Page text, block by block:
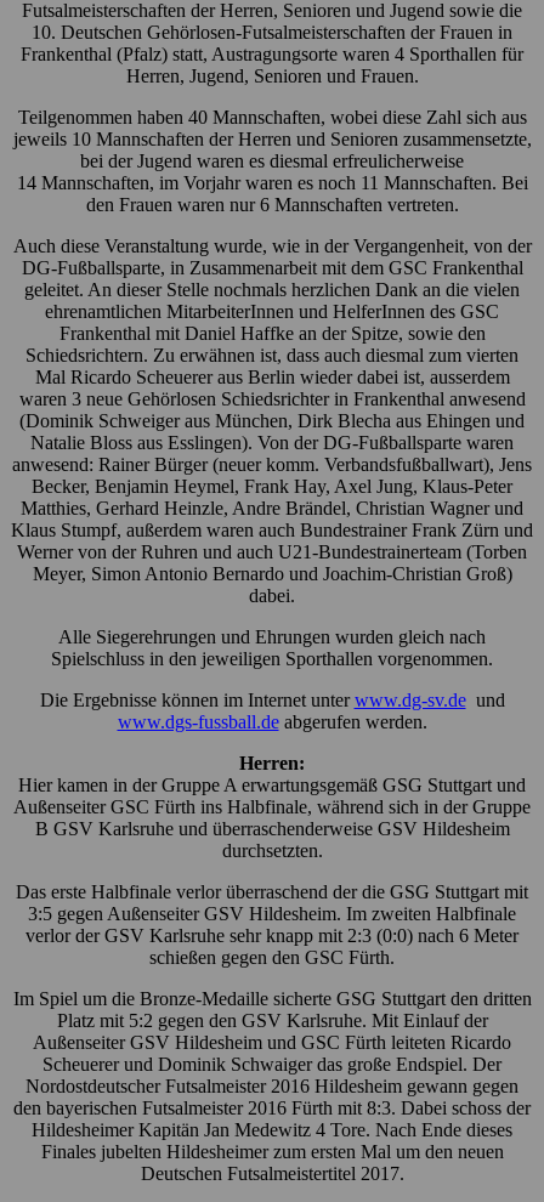
Futsalmeisterschaften der Herren, Senioren und Jugend sowie die
10. Deutschen Gehörlosen-Futsalmeisterschaften der Frauen in
Frankenthal (Pfalz) statt, Austragungsorte waren 4 Sporthallen für
Herren, Jugend, Senioren und Frauen.
Teilgenommen haben 40 Mannschaften, wobei diese Zahl sich aus
jeweils 10 Mannschaften der Herren und Senioren zusammensetzte,
bei der Jugend waren es diesmal erfreulicherweise
14 Mannschaften, im Vorjahr waren es noch 11 Mannschaften. Bei
den Frauen waren nur 6 Mannschaften vertreten.
Auch diese Veranstaltung wurde, wie in der Vergangenheit, von der
DG-Fußballsparte, in Zusammenarbeit mit dem GSC Frankenthal
geleitet. An dieser Stelle nochmals herzlichen Dank an die vielen
ehrenamtlichen MitarbeiterInnen und HelferInnen des GSC
Frankenthal mit Daniel Haffke an der Spitze, sowie den
Schiedsrichtern. Zu erwähnen ist, dass auch diesmal zum vierten
Mal Ricardo Scheuerer aus Berlin wieder dabei ist, ausserdem
waren 3 neue Gehörlosen Schiedsrichter in Frankenthal anwesend
(Dominik Schweiger aus München, Dirk Blecha aus Ehingen und
Natalie Bloss aus Esslingen). Von der DG-Fußballsparte waren
anwesend: Rainer Bürger (neuer komm. Verbandsfußballwart), Jens
Becker, Benjamin Heymel, Frank Hay, Axel Jung, Klaus-Peter
Matthies, Gerhard Heinzle, Andre Brändel, Christian Wagner und
Klaus Stumpf, außerdem waren auch Bundestrainer Frank Zürn und
Werner von der Ruhren und auch U21-Bundestrainerteam (Torben
Meyer, Simon Antonio Bernardo und Joachim-Christian Groß)
dabei.
Alle Siegerehrungen und Ehrungen wurden gleich nach
Spielschluss in den jeweiligen Sporthallen vorgenommen.
Die Ergebnisse können im Internet unterwww.dg-sv.deund
www.dgs-fussball.deabgerufen werden.
Herren:
Hier kamen in der Gruppe A erwartungsgemäß GSG Stuttgart und
Außenseiter GSC Fürth ins Halbfinale, während sich in der Gruppe
B GSV Karlsruhe und überraschenderweise GSV Hildesheim
durchsetzten.
Das erste Halbfinale verlor überraschend der die GSG Stuttgart mit
3:5 gegen Außenseiter GSV Hildesheim. Im zweiten Halbfinale
verlor der GSV Karlsruhe sehr knapp mit 2:3 (0:0) nach 6 Meter
schießen gegen den GSC Fürth.
Im Spiel um die Bronze-Medaille sicherte GSG Stuttgart den dritten
Platz mit 5:2 gegen den GSV Karlsruhe. Mit Einlauf der
Außenseiter GSV Hildesheim und GSC Fürth leiteten Ricardo
Scheuerer und Dominik Schwaiger das große Endspiel. Der
Nordostdeutscher Futsalmeister 2016 Hildesheim gewann gegen
den bayerischen Futsalmeister 2016 Fürth mit 8:3. Dabei schoss der
Hildesheimer Kapitän Jan Medewitz 4 Tore. Nach Ende dieses
Finales jubelten Hildesheimer zum ersten Mal um den neuen
Deutschen Futsalmeistertitel 2017.